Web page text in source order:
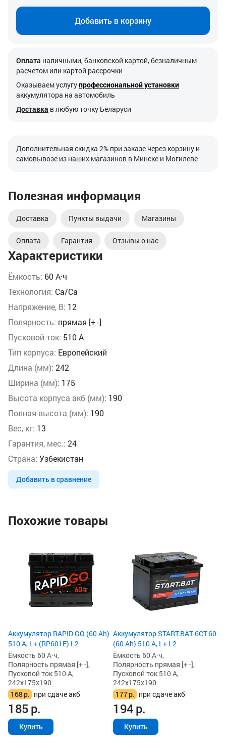
Характеристики
Ёмкость: 60 А·ч
Технология: Ca/Ca
Напряжение, В: 12
Полярность: прямая [+ -]
Пусковой ток: 510 А
Тип корпуса: Европейский
Длина (мм): 242
Ширина (мм): 175
Высота корпуса акб (мм): 190
Полная высота (мм): 190
Вес, кг: 13
Гарантия, мес.: 24
Страна: Узбекистан
Добавить в сравнение
Добавить в корзину
Оплата наличными, банковской картой, безналичным
расчетом или картой рассрочки
Оказываем услугупрофессиональной установки
аккумулятора на автомобиль
Доставка в любую точку Беларуси
Дополнительная скидка 2% при заказе через корзину и
самовывозе из наших магазинов в Минске и Могилеве
Полезная информация
Доставка Пункты выдачи Магазины
Оплата Гарантия Отзывы о нас
Похожие товары
Аккумулятор RAPID GO (60 Ah)
510 А, L+ (RP601E) L2
Ёмкость 60 А·ч,
Полярность прямая [+ -],
Пусковой ток 510 А,
242x175x190
168р. при сдаче акб
185р.
Купить
Аккумулятор START.BAT 6СТ-60
(60 Ah) 510 А, L+ L2
Ёмкость 60 А·ч,
Полярность прямая [+ -],
Пусковой ток 510 А,
242x175x190
177р. при сдаче акб
194р.
Купить